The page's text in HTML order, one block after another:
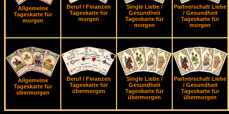
Allgemeine
Tageskarte für
morgen
Beruf / Finanzen
Tageskarte für
morgen
Single Liebe /
Gesundheit
Tageskarte für
morgen
Partnerschaft Liebe
/ Gesundheit
Tageskarte für
morgen
Allgemeine
Tageskarte für
übermorgen
Beruf / Finanzen
Tageskarte für
übermorgen
Single Liebe /
Gesundheit
Tageskarte für
übermorgen
Partnerschaft Liebe
/ Gesundheit
Tageskarte für
übermorgen